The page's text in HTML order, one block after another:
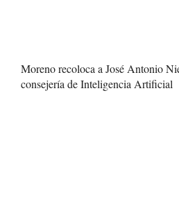
Moreno recoloca a José Antonio
consejería de Inteligencia Artificial